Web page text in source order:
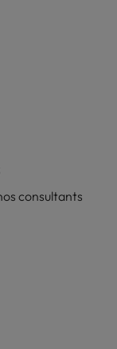
consultants